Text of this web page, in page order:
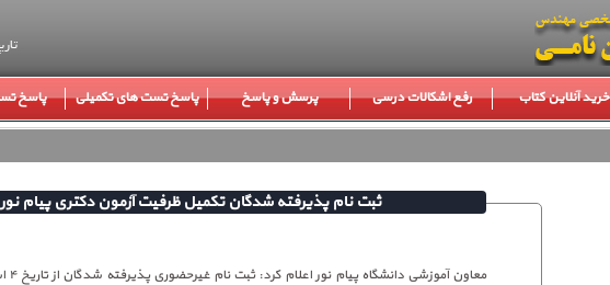
تاریخ
خرید آنلاین کتاب رفع اشکالات درسی پرسش و پاسخ پاسخ تست های تکمیلی پاسخ
ثبت نام پذیرفته شدگان تکمیل ظرفیت آزمون دکتری پیام نور از ۴